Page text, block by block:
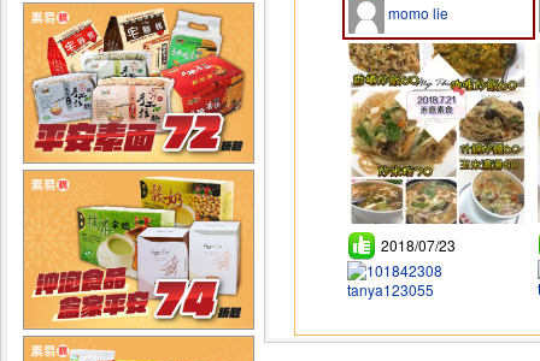
momo lie
2018/07/23
tanya123055